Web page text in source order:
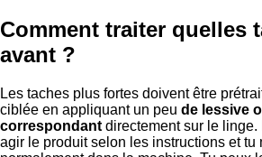
Comment traiter quelles
avant ?
Les taches plus fortes doivent être
ciblée en appliquant un peu de lessive
correspondant directement sur le
agir le produit selon les instructions et tu